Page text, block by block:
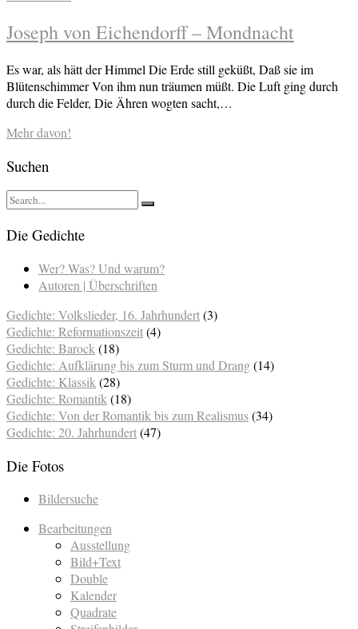
Joseph von Eichendorff – Mondnacht
Es war, als hätt der Himmel Die Erde still geküßt, Daß sie im
Blütenschimmer Von ihm nun träumen müßt. Die Luft ging durch
durch die Felder, Die Ähren wogten sacht,…
Mehr davon!
Suchen
Die Gedichte
Wer? Was? Und warum?
Autoren | Überschriften
Gedichte: Volkslieder, 16. Jahrhundert(3)
Gedichte: Reformationszeit(4)
Gedichte: Barock (18)
Gedichte: Aufklärung bis zum Sturm und Drang(14)
Gedichte: Klassik (28)
Gedichte: Romantik (18)
Gedichte: Von der Romantik bis zum Realismus(34)
Gedichte: 20. Jahrhundert(47)
Die Fotos
Bildersuche
Bearbeitungen
Ausstellung
Bild+Text
Double
Kalender
Quadrate